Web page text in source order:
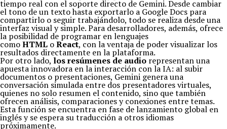
tiempo real con el soporte directo de Gemini. Desde cambiar
el tono de un texto hasta exportarlo a Google Docs para
compartirlo o seguir trabajándolo, todo se realiza desde una
interfaz visual y simple. Para desarrolladores, además, ofrece
la posibilidad de programar en lenguajes
comoHTML oReact, con la ventaja de poder visualizar los
resultados directamente en la plataforma.
Por otro lado, los resúmenes de audio representan una
apuesta innovadora en la interacción con la IA: al subir
documentos o presentaciones, Gemini genera una
conversación simulada entre dos presentadores virtuales,
quienes no solo resumen el contenido, sino que también
ofrecen análisis, comparaciones y conexiones entre temas.
Esta función se encuentra en fase de lanzamiento global en
inglés y se espera su traducción a otros idiomas
próximamente.